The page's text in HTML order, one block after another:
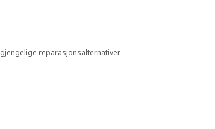
reparasjonsalternativer.